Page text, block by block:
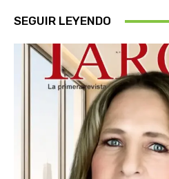
SEGUIR LEYENDO